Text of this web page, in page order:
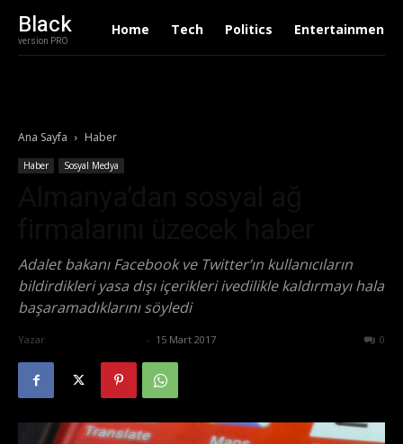
Black
version PRO
Home Tech Politics Entertainment
Ana Sayfa Haber
Haber Sosyal Medya
Adalet bakanı Facebook ve Twitter’ın kullanıcıların
bildirdikleri yasa dışı içerikleri ivedilikle kaldırmayı hala
başaramadıklarını söyledi
Yazar - 15 Mart 2017 0